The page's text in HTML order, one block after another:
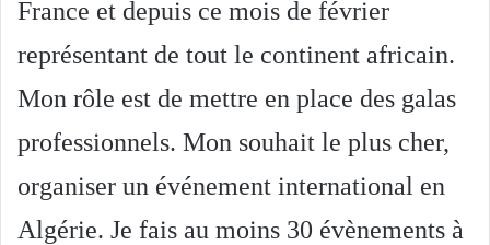
France et depuis ce mois de février
représentant de tout le continent africain.
Mon rôle est de mettre en place des galas
professionnels. Mon souhait le plus cher,
organiser un événement international en
Algérie. Je fais au moins 30 évènements à